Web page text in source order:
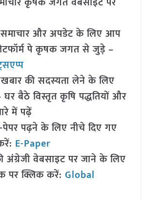
और अपडेट के लिए आप
पे कृषक जगत से जुड़े –
की सदस्यता लेने के लिए
बैठे विस्तृत कृषि पद्धतियों और
में पढ़ें
पढ़ने के लिए नीचे दिए गए
E-Paper
वेबसाइट पर जाने के लिए
पर क्लिक करें: Global